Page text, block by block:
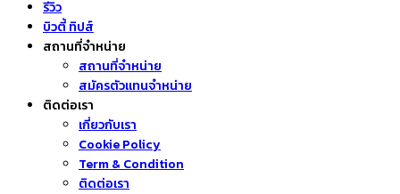
รีวิว
บิวตี้ ทิปส์
สถานที่จำหน่าย
สถานที่จำหน่าย
สมัครตัวแทนจำหน่าย
ติดต่อเรา
เกี่ยวกับเรา
Cookie Policy
Term & Condition
ติดต่อเรา